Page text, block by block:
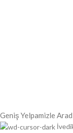
Geniş Yelpamizle